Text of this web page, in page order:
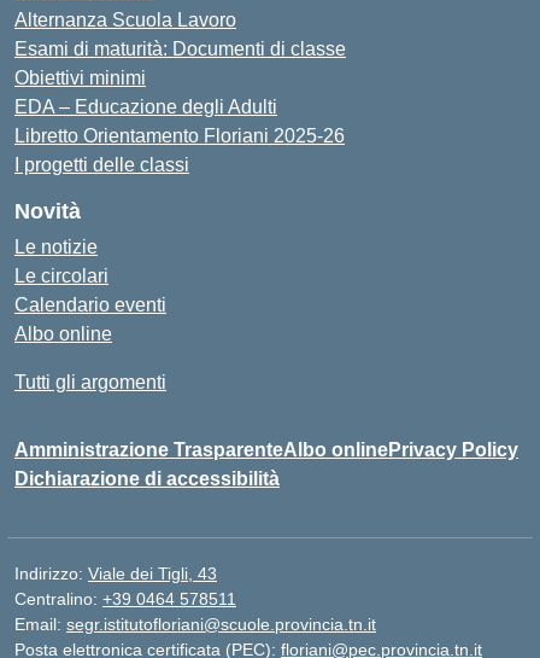
Alternanza Scuola Lavoro
Esami di maturità: Documenti di classe
Obiettivi minimi
EDA – Educazione degli Adulti
Libretto Orientamento Floriani 2025-26
I progetti delle classi
Novità
Le notizie
Le circolari
Calendario eventi
Albo online
Tutti gli argomenti
Amministrazione TrasparenteAlbo onlinePrivacy Policy
Dichiarazione di accessibilità
Indirizzo: Viale dei Tigli, 43
Centralino: +39 0464 578511
Email: segr.istitutofloriani@scuole.provincia.tn.it
Posta elettronica certificata (PEC): floriani@pec.provincia.tn.it